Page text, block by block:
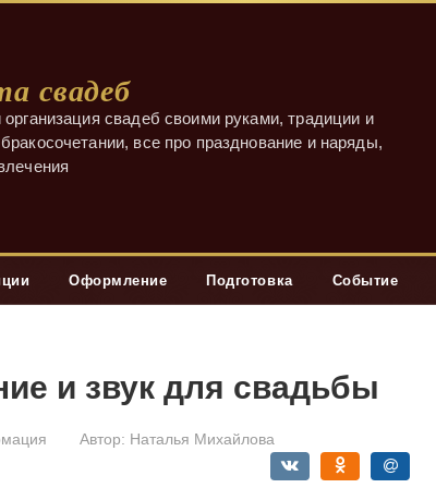
свадеб
организация свадеб своими руками, традиции и
все про празднование и наряды,
Оформление Подготовка Событие
и звук для свадьбы
Автор: Наталья Михайлова